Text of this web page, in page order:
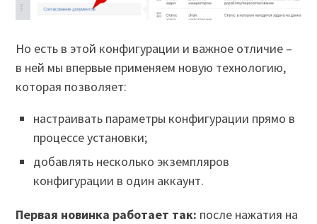
Но есть в этой конфигурации и важное отличие –
в ней мы впервые применяем новую технологию,
которая позволяет:
настраивать параметры конфигурации прямо в
процессе установки;
добавлять несколько экземпляров
конфигурации в один аккаунт.
Первая новинка работает так: после нажатия на